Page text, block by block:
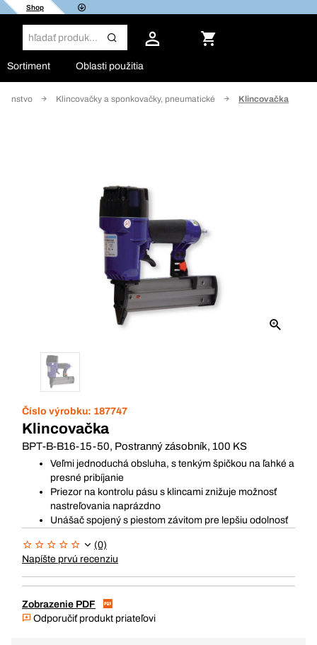
Shop
Sortiment Oblasti použitia
Klincovačky a sponkovačky, pneumatické Klincovačka
Číslo výrobku: 187747
Klincovačka
BPT-B-B16-15-50, Postranný zásobník, 100 KS
Veľmi jednoduchá obsluha, s tenkým špičkou na ľahké a
presné pribíjanie
Priezor na kontrolu pásu s klincami znižuje možnosť
nastreľovania naprázdno
Unášač spojený s piestom závitom pre lepšiu odolnosť
(0)
Napíšte prvú recenziu
Zobrazenie PDF
Odporučiť produkt priateľovi